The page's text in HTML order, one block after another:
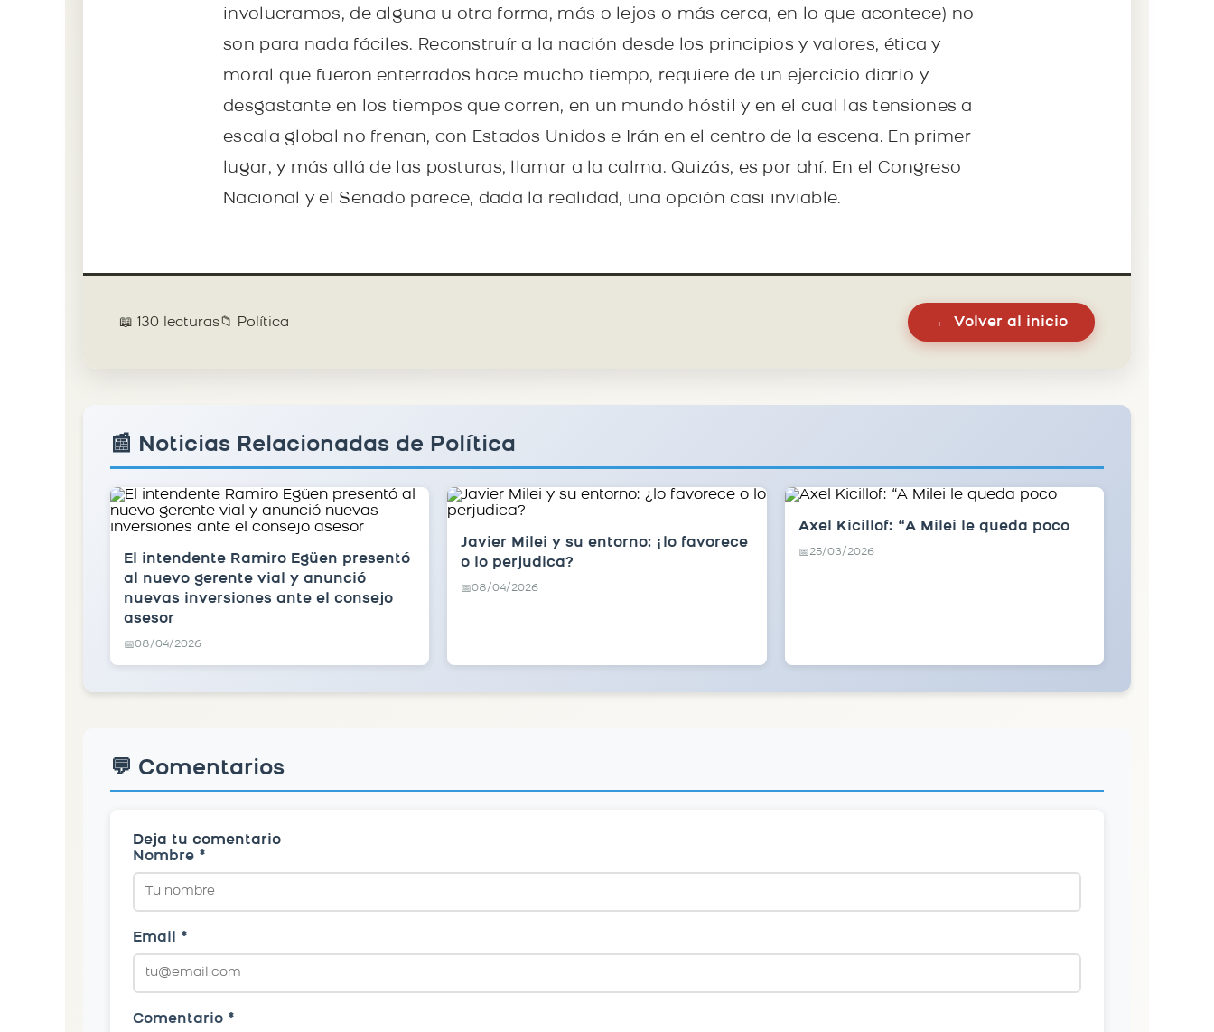
involucramos, de alguna u otra forma, más o lejos o más cerca, en lo que acontece) no
son para nada fáciles. Reconstruír a la nación desde los principios y valores, ética y
moral que fueron enterrados hace mucho tiempo, requiere de un ejercicio diario y
desgastante en los tiempos que corren, en un mundo hóstil y en el cual las tensiones a
escala global no frenan, con Estados Unidos e Irán en el centro de la escena. En primer
lugar, y más allá de las posturas, llamar a la calma. Quizás, es por ahí. En el Congreso
Nacional y el Senado parece, dada la realidad, una opción casi inviable.
📖 130 lecturas📁 Política ← Volver al inicio
📰 Noticias Relacionadas de Política
El intendente Ramiro Egüen presentó
al nuevo gerente vial y anunció
nuevas inversiones ante el consejo
asesor
📅08/04/2026
Javier Milei y su entorno: ¿lo favorece
o lo perjudica?
📅08/04/2026
Axel Kicillof: “A Milei le queda poco
📅25/03/2026
💬 Comentarios
Deja tu comentario
Nombre *
Email *
Comentario *